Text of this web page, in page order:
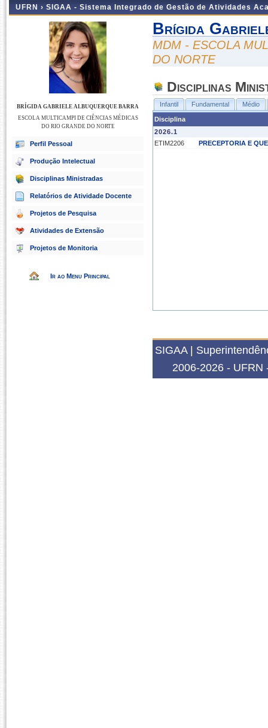
UFRN › SIGAA - Sistema Integrado de Gestão de Atividades
BRÍGIDA GABRIELE ALBUQUERQUE BARRA
ESCOLA MULTICAMPI DE CIÊNCIAS MÉDICAS
DO RIO GRANDE DO NORTE
Perfil Pessoal
Produção Intelectual
Disciplinas Ministradas
Relatórios de Atividade Docente
Projetos de Pesquisa
Atividades de Extensão
Projetos de Monitoria
Ir ao Menu Principal
Brígida
MDM - ESCOLA
DO NORTE
Disciplinas
Infantil Fundamental Médio
Disciplina
2026.1
ETIM2206
PRECEPTORIA E
SIGAA |
2006-2026 -